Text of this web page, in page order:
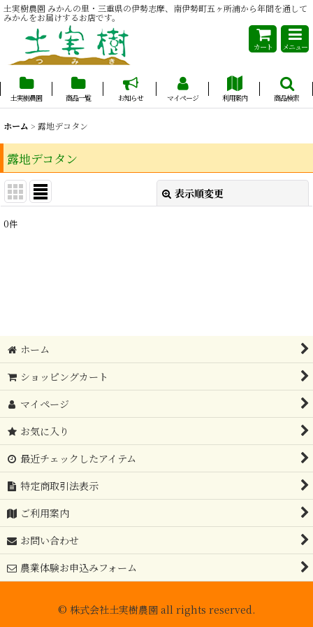
土実樹農園 みかんの里・三重県の伊勢志摩、南伊勢町五ヶ所浦から年間を通して
みかんをお届けするお店です。
カート メニュー
土実樹農園 商品一覧 お知らせ マイページ 利用案内 商品検索
ホーム > 露地デコタン
露地デコタン
表示順変更
表示数
0件
ホーム
ショッピングカート
マイページ
お気に入り
最近チェックしたアイテム
特定商取引法表示
ご利用案内
お問い合わせ
農業体験お申込みフォーム
© 株式会社土実樹農園 all rights reserved.